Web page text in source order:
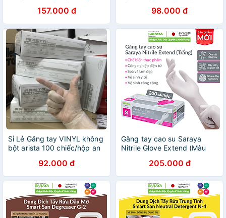
(Disposable Nitrile Gloves) -
100 CHIẾC/HỘP
157.000 đ
Vinyl glove) - 100
CHIẾC/HỘP
98.000 đ
Sỉ Lẻ Găng tay VINYL không
bột arista 100 chiếc/hộp an
92.000 đ
Găng tay cao su Saraya
Nitrile Glove Extend (Màu
phẩm, làm đẹp, y tế, công
nghiệp - 200 cái/hộp
205.000 đ